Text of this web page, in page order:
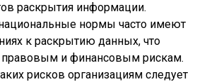
раскрытия информации.
нормы часто имеют
к раскрытию данных, что
и финансовым рискам.
рисков организациям следует